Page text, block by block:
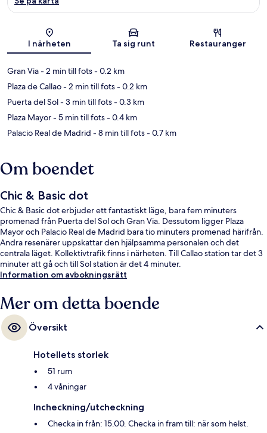
Karta
I närheten Ta sig runt Restauranger
Gran Via- 2 min till fots- 0.2 km
Plaza de Callao- 2 min till fots- 0.2 km
Puerta del Sol- 3 min till fots- 0.3 km
Plaza Mayor- 5 min till fots- 0.4 km
Palacio Real de Madrid - 8 min till fots- 0.7 km
Om boendet
Chic & Basic dot
Chic & Basic dot erbjuder ett fantastiskt läge, bara fem minuters
promenad från Puerta del Sol och Gran Via. Dessutom ligger Plaza
Mayor och Palacio Real de Madrid bara tio minuters promenad härifrån.
Andra resenärer uppskattar den hjälpsamma personalen och det
centrala läget. Kollektivtrafik finns i närheten. Till Callao station tar det 3
minuter att gå och till Sol station är det 4 minuter.
Information om avbokningsrätt
Mer om detta boende
Översikt
Hotellets storlek
51 rum
4 våningar
Incheckning/utcheckning
Checka in från: 15.00. Checka in fram till: när som helst.